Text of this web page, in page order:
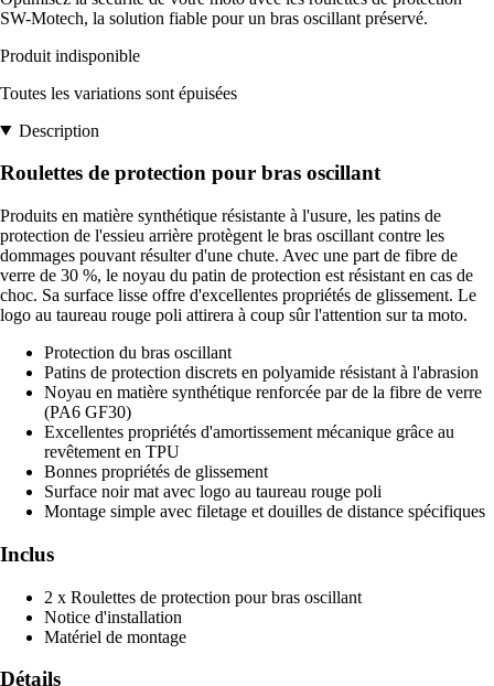
SW-Motech, la solution fiable pour un bras oscillant préservé.
Produit indisponible
Toutes les variations sont épuisées
Description
Roulettes de protection pour bras oscillant
Produits en matière synthétique résistante à l'usure, les patins de
protection de l'essieu arrière protègent le bras oscillant contre les
dommages pouvant résulter d'une chute. Avec une part de fibre de
verre de 30 %, le noyau du patin de protection est résistant en cas de
choc. Sa surface lisse offre d'excellentes propriétés de glissement. Le
logo au taureau rouge poli attirera à coup sûr l'attention sur ta moto.
Protection du bras oscillant
Patins de protection discrets en polyamide résistant à l'abrasion
Noyau en matière synthétique renforcée par de la fibre de verre
(PA6 GF30)
Excellentes propriétés d'amortissement mécanique grâce au
revêtement en TPU
Bonnes propriétés de glissement
Surface noir mat avec logo au taureau rouge poli
Montage simple avec filetage et douilles de distance spécifiques
Inclus
2 x Roulettes de protection pour bras oscillant
Notice d'installation
Matériel de montage
Détails